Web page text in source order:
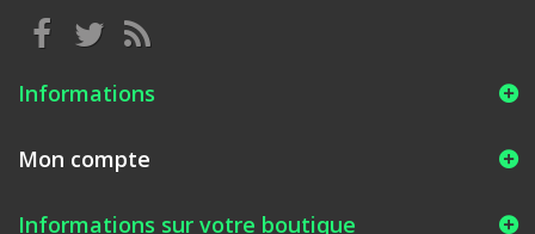
Informations
Mon compte
Informations sur votre boutique